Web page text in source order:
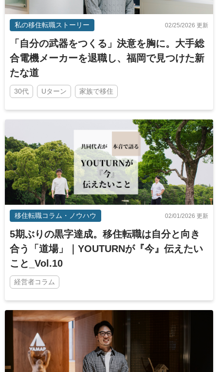
私の移住転職ストーリー 02/25/2026 更新
「自分の武器をつくる」決意を胸に。大手総
合電機メーカーを退職し、福岡で見つけた新
たな道
30代 Uターン 家族で移住
移住転職コラム・ノウハウ 02/01/2026 更新
5期ぶりの黒字達成。移住転職は自分と向き
合う「道場」｜YOUTURNが『今』伝えたい
こと_Vol.10
経営者コラム